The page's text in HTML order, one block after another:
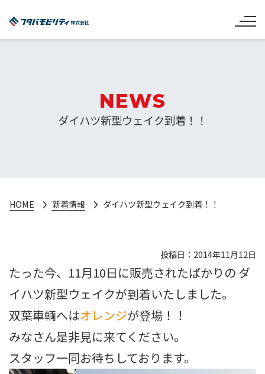
NEWS
ダイハツ新型ウェイク到着！！
HOME 新着情報 ダイハツ新型ウェイク到着！！
投稿日：2014年11月12日
たった今、11月10日に販売されたばかりの ダ
イハツ新型ウェイクが到着いたしました。
双葉車輌へはオレンジが登場！！
みなさん是非見に来てください。
スタッフ一同お待ちしております。